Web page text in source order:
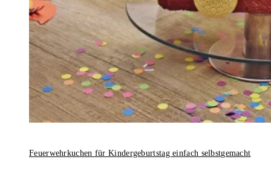
Feuerwehrkuchen für Kindergeburtstag einfach selbstgemacht